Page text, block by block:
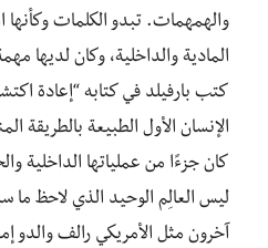
والهمهمات. تبدو الكلمات
المادية والداخلية، وكان لديها
كتب بارفيلد في كتابه “إعادة
الإنسان الأول الطبيعة بالطريقة
كان جزءًا من عملياتها الداخلية
ليس العالِم الوحيد الذي لاحظ
آخرون مثل الأمريكي رالف والدو